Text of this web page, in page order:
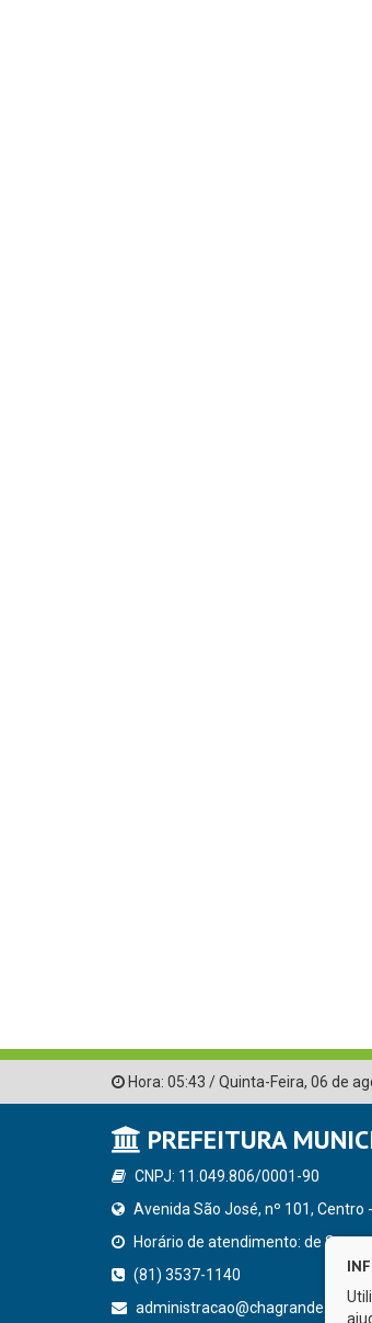
Hora: 05:43 /Quinta-Feira, 06 de
PREFEITURA
CNPJ: 11.049.806/0001-90
Avenida São José, nº 101, Centro
Horário de atendimento: de
(81) 3537-1140